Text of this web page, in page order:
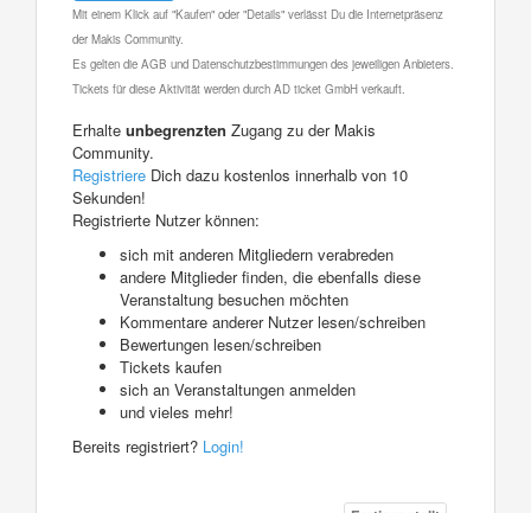
Mit einem Klick auf "Kaufen" oder "Details" verlässt Du die Internetpräsenz
der Makis Community.
Es gelten die AGB und Datenschutzbestimmungen des jeweiligen Anbieters.
Tickets für diese Aktivität werden durch AD ticket GmbH verkauft.
Erhalte unbegrenzten Zugang zu der Makis
Community.
Registriere Dich dazu kostenlos innerhalb von 10
Sekunden!
Registrierte Nutzer können:
sich mit anderen Mitgliedern verabreden
andere Mitglieder finden, die ebenfalls diese
Veranstaltung besuchen möchten
Kommentare anderer Nutzer lesen/schreiben
Bewertungen lesen/schreiben
Tickets kaufen
sich an Veranstaltungen anmelden
und vieles mehr!
Bereits registriert? Login!